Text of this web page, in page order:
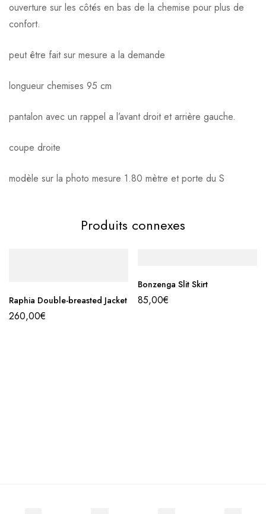
ouverture sur les côtés en bas de la chemise pour plus de
confort.
peut être fait sur mesure a la demande
longueur chemises 95 cm
pantalon avec un rappel a l’avant droit et arrière gauche.
coupe droite
modèle sur la photo mesure 1.80 mètre et porte du S
Produits connexes
Raphia Double-breasted Jacket
260,00€
Bonzenga Slit Skirt
85,00€